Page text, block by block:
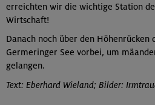
erreichten wir die wichtige Station
Wirtschaft!
Danach noch über den Höhenrücken
Germeringer See vorbei, um
gelangen.
Text: Eberhard Wieland; Bilder: